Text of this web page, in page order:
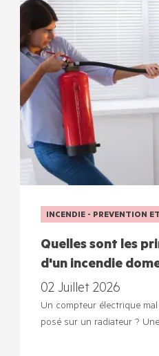
INCENDIE - PREVENTION
Quelles sont les
d'un incendie
02 Juillet 2026
Un compteur électrique
posé sur un radiateur ?